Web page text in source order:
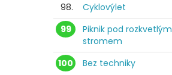
98.
Cyklovýlet
99
Piknik pod rozkvetlým
stromem
100
Bez techniky